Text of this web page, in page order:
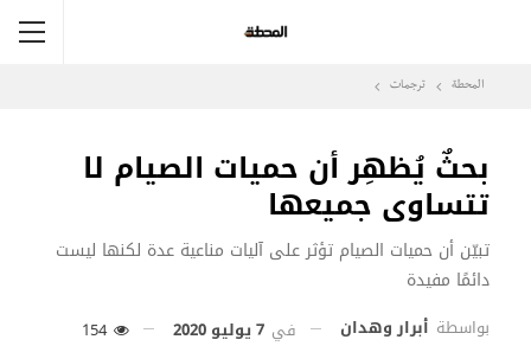
المحطة ترجمات
بحثٌ يُظهِر أن حميات الصيام لا
تتساوى جميعها
تبيّن أن حميات الصيام تؤثر على آليات مناعية عدة لكنها ليست
دائمًا مفيدة
بواسطة أبرار وهدان في 7 يوليو 2020 154